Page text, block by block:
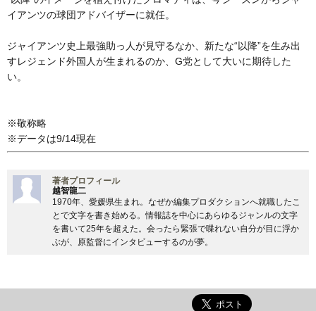
イアンツの球団アドバイザーに就任。
ジャイアンツ史上最強助っ人が見守るなか、新たな“以降”を生み出
すレジェンド外国人が生まれるのか、G党として大いに期待した
い。
※敬称略
※データは9/14現在
著者プロフィール
越智龍二
1970年、愛媛県生まれ。なぜか編集プロダクションへ就職したこ
とで文字を書き始める。情報誌を中心にあらゆるジャンルの文字
を書いて25年を超えた。会ったら緊張で喋れない自分が目に浮か
ぶが、原監督にインタビューするのが夢。